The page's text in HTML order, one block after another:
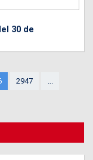
30 de
2947 ...